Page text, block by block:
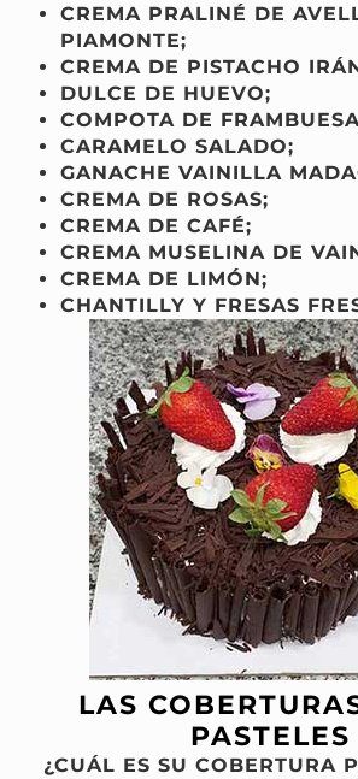
CREMA PRALINÉ DE
PIAMONTE;
CREMA DE PISTACHO
DULCE DE HUEVO;
COMPOTA DE
CARAMELO SALADO;
GANACHE VAINILLA
CREMA DE ROSAS;
CREMA DE CAFÉ;
CREMA MUSELINA DE
CREMA DE LIMÓN;
CHANTILLY Y FRESAS
LAS
PASTELES
¿CUÁL ES SU COBERTURA